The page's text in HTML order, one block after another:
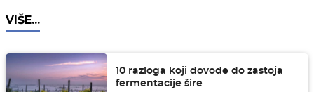
VIŠE...
10 razloga koji dovode do zastoja
fermentacije šire